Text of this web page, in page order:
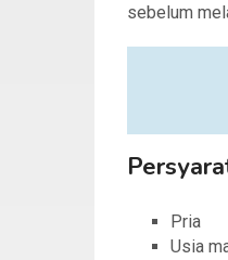
sebelum
Pria
Usia